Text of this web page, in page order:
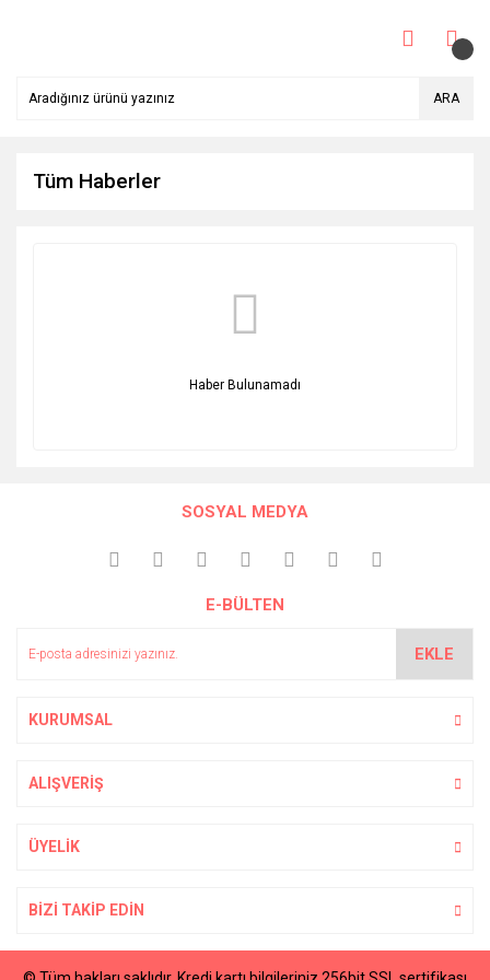
ARA
Tüm Haberler
Haber Bulunamadı
SOSYAL MEDYA
E-BÜLTEN
EKLE
KURUMSAL
ALIŞVERİŞ
ÜYELİK
BİZİ TAKİP EDİN